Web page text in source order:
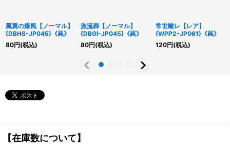
鳳翼の爆風【ノーマル】
{DBHS-JP045}《罠》
80円(税込)
激流葬【ノーマル】
{DBGI-JP045}《罠》
80円(税込)
常世離レ【レア】
{WPP2-JP061}《罠》
120円(税込)
【在庫数について】